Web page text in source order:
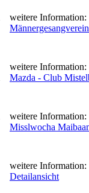
weitere Information:
weitere Information:
Mazda - Club
weitere Information:
Misslwocha
weitere Information:
Detailansicht